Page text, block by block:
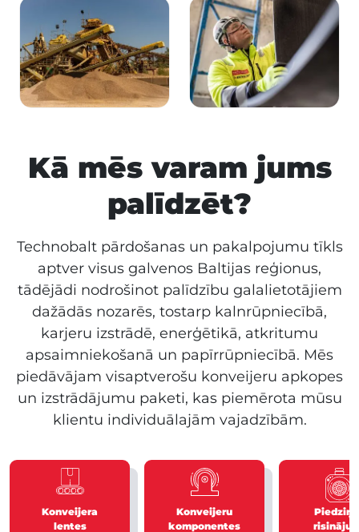
Kā mēs varam jums
palīdzēt?
Technobalt pārdošanas un pakalpojumu tīkls
aptver visus galvenos Baltijas reģionus,
tādējādi nodrošinot palīdzību galalietotājiem
dažādās nozarēs, tostarp kalnrūpniecībā,
karjeru izstrādē, enerģētikā, atkritumu
apsaimniekošanā un papīrrūpniecībā. Mēs
piedāvājam visaptverošu konveijeru apkopes
un izstrādājumu paketi, kas piemērota mūsu
klientu individuālajām vajadzībām.
Konveijera
lentes
Konveijeru
komponentes